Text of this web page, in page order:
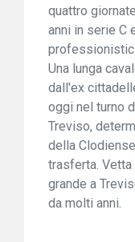
quattro
anni in serie C
Una lunga
dall'ex
oggi nel turno
Treviso,
della
trasferta.
grande a
da molti anni.